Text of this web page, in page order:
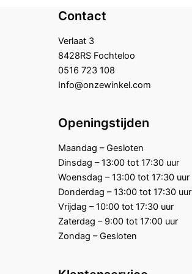
Contact
Verlaat 3
8428RS Fochteloo
0516 723 108
Info@onzewinkel.com
Openingstijden
Maandag – Gesloten
Dinsdag – 13:00 tot 17:30 uur
Woensdag – 13:00 tot 17:30 uur
Donderdag – 13:00 tot 17:30 uur
Vrijdag – 10:00 tot 17:30 uur
Zaterdag – 9:00 tot 17:00 uur
Zondag – Gesloten